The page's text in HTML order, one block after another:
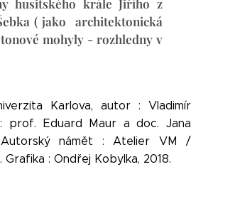
( jako architektonická
mohyly - rozhledny v
Karlova, autor : Vladimír
prof. Eduard Maur a doc. Jana
Autorský námět : Atelier VM /
Grafika : Ondřej Kobylka, 2018.